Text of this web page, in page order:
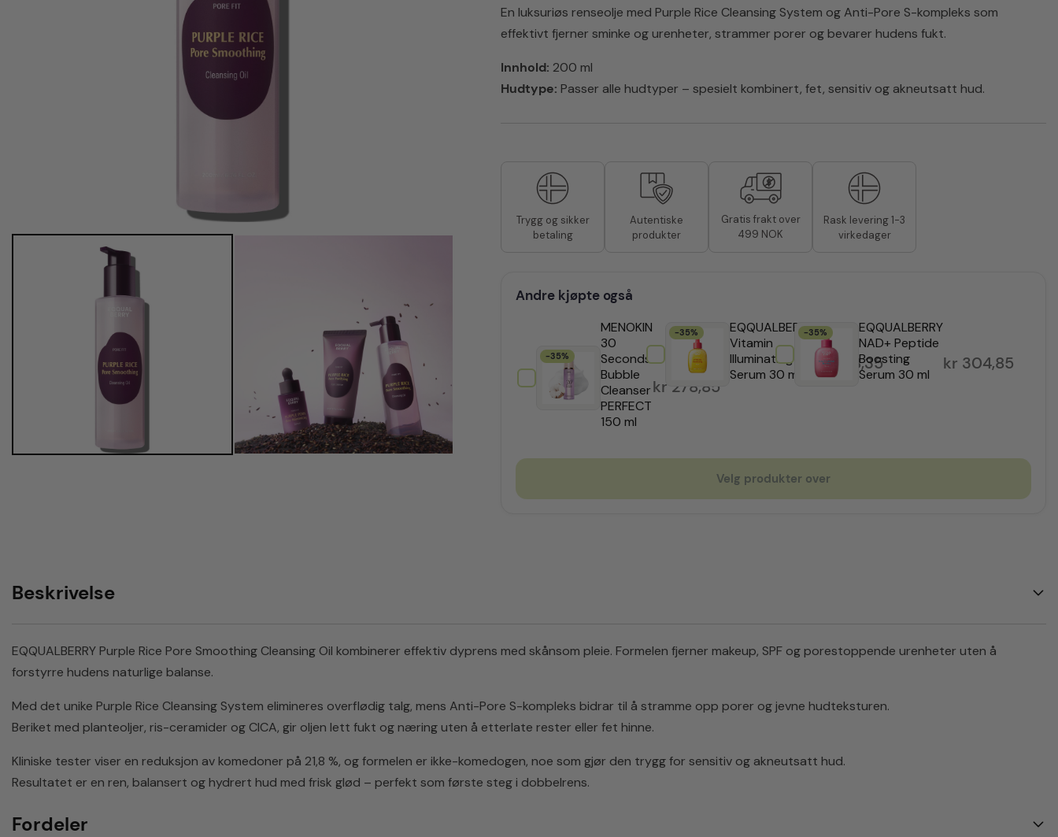
Cleansing
Oil
ml
antall
En luksuriøs renseolje med Purple Rice Cleansing System og Anti-Pore S-kompleks som
effektivt fjerner sminke og urenheter, strammer porer og bevarer hudens fukt.
Innhold: 200 ml
Hudtype: Passer alle hudtyper – spesielt kombinert, fet, sensitiv og akneutsatt hud.
Trygg og sikker
betaling
Autentiske
produkter
Gratis frakt over
499 NOK
Rask levering 1-3
virkedager
Andre kjøpte også
-35%
MENOKIN
30
Seconds
Bubble
Cleanser
PERFECT
150 ml
kr 278,85
-35%
EQQUALBERRY
Vitamin
Illuminating
Serum 30 ml
kr298,35
-35%
EQQUALBERRY
NAD+ Peptide
Boosting
Serum 30 ml
kr 304,85
Velg produkter over
Beskrivelse
EQQUALBERRY Purple Rice Pore Smoothing Cleansing Oil kombinerer effektiv dyprens med skånsom pleie. Formelen fjerner makeup, SPF og porestoppende urenheter uten å
forstyrre hudens naturlige balanse.
Med det unike Purple Rice Cleansing System elimineres overflødig talg, mens Anti-Pore S-kompleks bidrar til å stramme opp porer og jevne hudteksturen.
Beriket med planteoljer, ris-ceramider og CICA, gir oljen lett fukt og næring uten å etterlate rester eller fet hinne.
Kliniske tester viser en reduksjon av komedoner på 21,8 %, og formelen er ikke-komedogen, noe som gjør den trygg for sensitiv og akneutsatt hud.
Resultatet er en ren, balansert og hydrert hud med frisk glød – perfekt som første steg i dobbelrens.
Fordeler